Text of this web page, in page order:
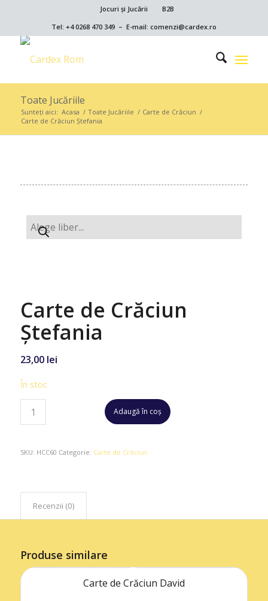
Jocuri și Jucării
B2B
Tel: +4 0268 470 349 – E-mail: comenzi@cardex.ro
Toate Jucăriile
Sunteți aici: Acasa / Toate Jucăriile / Carte de Crăciun /
Carte de Crăciun Ștefania
Carte de Crăciun
Ștefania
23,00 lei
În stoc
Adaugă în coș
SKU: HCC60 Categorie: Carte de Crăciun
Recenzii (0)
Produse similare
Carte de Crăciun David